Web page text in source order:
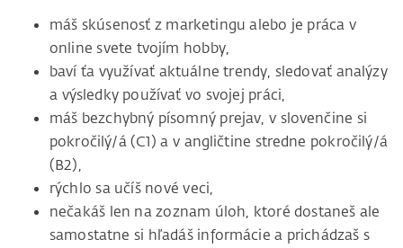
máš skúsenosť z marketingu alebo je práca v
online svete tvojím hobby,
baví ťa využívať aktuálne trendy, sledovať analýzy
a výsledky používať vo svojej práci,
máš bezchybný písomný prejav, v slovenčine si
pokročilý/á (C1) a v angličtine stredne pokročilý/á
(B2),
rýchlo sa učíš nové veci,
nečakáš len na zoznam úloh, ktoré dostaneš ale
samostatne si hľadáš informácie a prichádzaš s